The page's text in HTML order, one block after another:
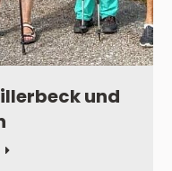
und